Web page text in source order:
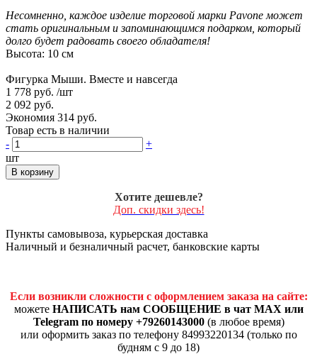
Несомненно, каждое изделие торговой марки Pavone может
стать оригинальным и запоминающимся подарком, который
долго будет радовать своего обладателя!
Высота: 10 см
Фигурка Мыши. Вместе и навсегда
1 778 руб. /шт
2 092 руб.
Экономия 314 руб.
Товар есть в наличии
-
+
шт
В корзину
Хотите дешевле?
Доп. скидки здесь!
Пункты самовывоза, курьерская доставка
Наличный и безналичный расчет, банковские карты
Если возникли сложности с оформлением заказа на сайте:
можете НАПИСАТЬ нам СООБЩЕНИЕ в чат MAX или
Telegram по номеру +79260143000(в любое время)
или оформить заказ по телефону 84993220134 (только по
будням с 9 до 18)